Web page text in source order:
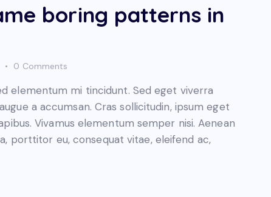
boring patterns in
0 Comments
elementum mi tincidunt. Sed eget viverra
a accumsan. Cras sollicitudin, ipsum eget
Vivamus elementum semper nisi. Aenean
porttitor eu, consequat vitae, eleifend ac,